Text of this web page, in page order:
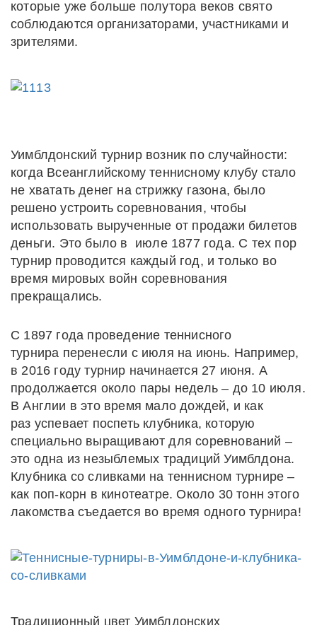
которые уже больше полутора веков свято
соблюдаются организаторами, участниками и
зрителями.
Уимблдонский турнир возник по случайности:
когда Всеанглийскому теннисному клубу стало
не хватать денег на стрижку газона, было
решено устроить соревнования, чтобы
использовать вырученные от продажи билетов
деньги. Это было в июле 1877 года. С тех пор
турнир проводится каждый год, и только во
время мировых войн соревнования
прекращались.
С 1897 года проведение теннисного
турнира перенесли с июля на июнь. Например,
в 2016 году турнир начинается 27 июня. А
продолжается около пары недель – до 10 июля.
В Англии в это время мало дождей, и как
раз успевает поспеть клубника, которую
специально выращивают для соревнований –
это одна из незыблемых традиций Уимблдона.
Клубника со сливками на теннисном турнире –
как поп-корн в кинотеатре. Около 30 тонн этого
лакомства съедается во время одного турнира!
Традиционный цвет Уимблдонских